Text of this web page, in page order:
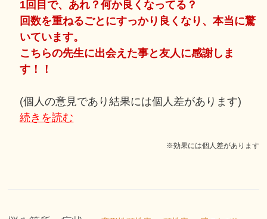
1回目で、あれ？何か良くなってる？
回数を重ねるごとにすっかり良くなり、本当に驚
いています。
こちらの先生に出会えた事と友人に感謝しま
す！！
(個人の意見であり結果には個人差があります)
続きを読む
※効果には個人差があります